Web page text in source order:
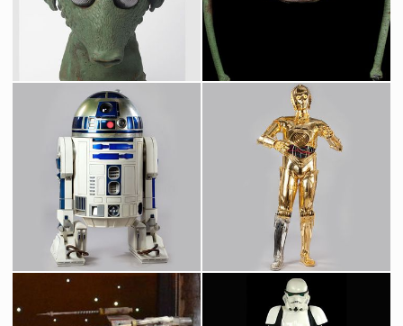
Vu à l'écran Vu à l'écran
Masque Original de Greedo de la Cantina de Star Wars
Vu à l'écran
Masque Original de Wioslea, le vendeur de Landspeeders d'occasion de Mos Eisley
Vu à l'écran